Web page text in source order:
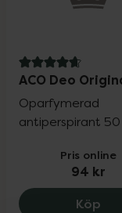
4.8 av 5 i omdöme
ACO Deo
Oparfymerad
antiperspirant
Pris online
94 kr
Köp